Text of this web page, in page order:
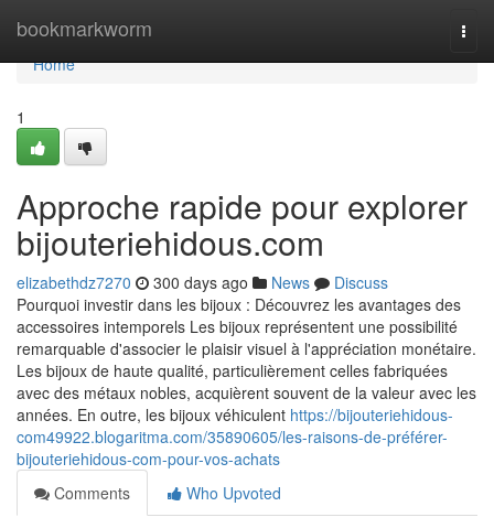
bookmarkworm
Home
Home
1
Approche rapide pour explorer
bijouteriehidous.com
elizabethdz7270 300 days ago News
Discuss
Pourquoi investir dans les bijoux : Découvrez les avantages des
accessoires intemporels Les bijoux représentent une possibilité
remarquable d'associer le plaisir visuel à l'appréciation monétaire.
Les bijoux de haute qualité, particulièrement celles fabriquées
avec des métaux nobles, acquièrent souvent de la valeur avec les
années. En outre, les bijoux véhiculent https://bijouteriehidous-
com49922.blogaritma.com/35890605/les-raisons-de-préférer-
bijouteriehidous-com-pour-vos-achats
Comments
Who Upvoted